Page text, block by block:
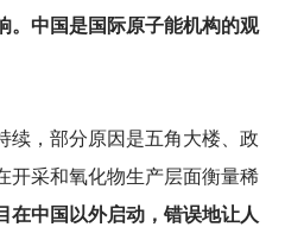
。中国是国际原子能机构的观
续，部分原因是五角大楼、政
开采和氧化物生产层面衡量稀
在中国以外启动，错误地让人